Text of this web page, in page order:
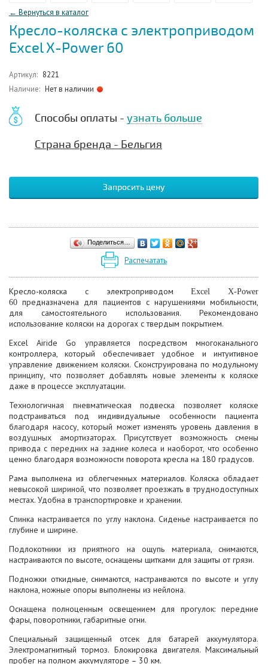
← Вернуться в каталог
Кресло-коляска с электроприводом
Excel X-Power 60
Артикул: 8221
Наличие: Нет в наличии
Способы оплаты - узнать больше
Страна бренда - Бельгия
Запросить цену
Поделиться…
Распечатать
Кресло-коляска с электроприводомExcel X-Power
60 предназначена для пациентов с нарушениями мобильности,
для самостоятельного использования. Рекомендовано
использование коляски на дорогах с твердым покрытием.
Excel Airide Go управляется посредством многоканального
контроллера, который обеспечивает удобное и интуитивное
управление движением коляски. Сконструирована по модульному
принципу, что позволяет добавлять новые элементы к коляске
даже в процессе эксплуатации.
Технологичная пневматическая подвеска позволяет коляске
подстраиваться под индивидуальные особенности пациента
благодаря насосу, который может изменять уровень давления в
воздушных амортизаторах. Присутствует возможность смены
привода с передних на задние колеса и наоборот, что особенно
ценно благодаря возможности поворота кресла на 180 градусов.
Рама выполнена из облегченных материалов. Коляска обладает
невысокой шириной, что позволяет проезжать в труднодоступных
местах. Удобна в транспортировке и хранении.
Спинка настраивается по углу наклона. Сиденье настраивается по
глубине и ширине.
Подлокотники из приятного на ощупь материала, снимаются,
настраиваются по высоте, оснащены щитками для защиты от грязи.
Подножки откидные, снимаются, настраиваются по высоте и углу
наклона, ножные опоры выполнены из нейлона.
Оснащена полноценным освещением для прогулок: передние
фары, поворотники, габаритные огни.
Специальный защищенный отсек для батарей аккумулятора.
Электромагнитный тормоз. Блокировка двигателя. Максимальный
пробег на полном аккумуляторе – 30 км.